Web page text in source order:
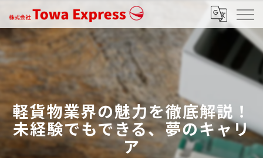
軽貨物業界の魅力を徹底解説！
未経験でもできる、夢のキャリ
ア